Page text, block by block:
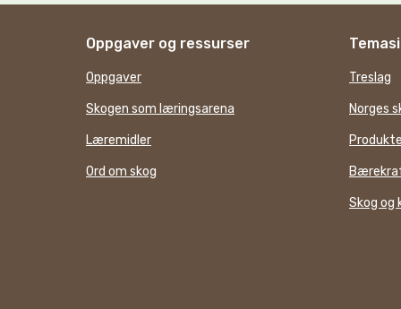
Oppgaver og ressurser
Oppgaver
Skogen som læringsarena
Læremidler
Ord om skog
Treslag
Norges
Skog og